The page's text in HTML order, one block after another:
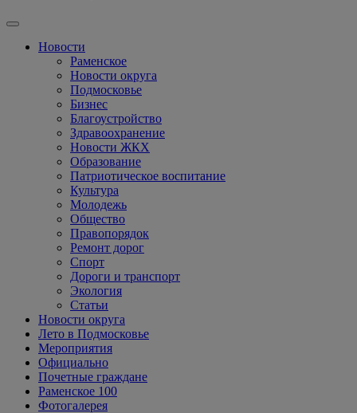
Новости
Раменское
Новости округа
Подмосковье
Бизнес
Благоустройство
Здравоохранение
Новости ЖКХ
Образование
Патриотическое воспитание
Культура
Молодежь
Общество
Правопорядок
Ремонт дорог
Спорт
Дороги и транспорт
Экология
Статьи
Новости округа
Лето в Подмосковье
Мероприятия
Официально
Почетные граждане
Раменское 100
Фотогалерея